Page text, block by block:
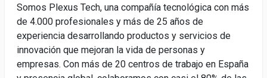
Somos Plexus Tech, una compañía tecnológica con más
de 4.000 profesionales y más de 25 años de
experiencia desarrollando productos y servicios de
innovación que mejoran la vida de personas y
empresas. Con más de 20 centros de trabajo en España